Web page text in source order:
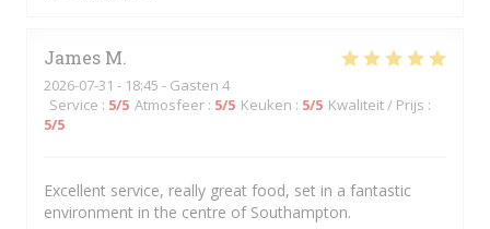
James M
2026-07-31 - 18:45 - Gasten 4
Service : 5/5 Atmosfeer : 5/5 Keuken : 5/5 Kwaliteit / Prijs :
5/5
Excellent service, really great food, set in a fantastic
environment in the centre of Southampton.